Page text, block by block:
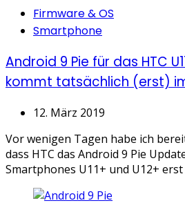
Categories
Firmware & OS
Smartphone
Android 9 Pie für das HTC
kommt tatsächlich (erst)
12. März 2019
Vor wenigen Tagen habe ich
dass HTC das Android 9 Pie
Smartphones U11+ und U12+